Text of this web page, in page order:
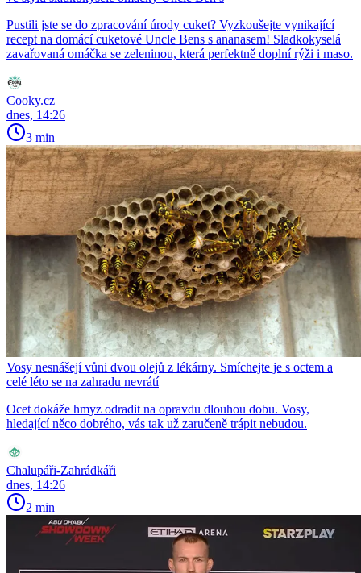
Pustili jste se do zpracování úrody cuket? Vyzkoušejte vynikající
recept na domácí cuketové Uncle Bens s ananasem! Sladkokyselá
zavařovaná omáčka se zeleninou, která perfektně doplní rýži i maso.
Cooky.cz
dnes, 14:26
3 min
Vosy nesnášejí vůni dvou olejů z lékárny. Smíchejte je s octem a
celé léto se na zahradu nevrátí
Ocet dokáže hmyz odradit na opravdu dlouhou dobu. Vosy,
hledající něco dobrého, vás tak už zaručeně trápit nebudou.
Chalupáři-Zahrádkáři
dnes, 14:26
2 min